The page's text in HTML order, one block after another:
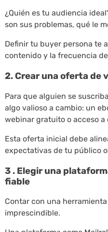
¿Quién es tu audiencia
son sus problemas, qué le
Definir tu buyer persona te
contenido y la frecuencia
2. Crear una oferta de
Para que alguien se
algo valioso a cambio: un
webinar gratuito o acceso
Esta oferta inicial debe
expectativas de tu público
3 . Elegir una
fiable
Contar con una
imprescindible.